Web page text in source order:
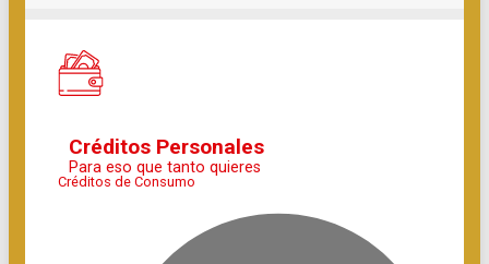
Créditos Personales
Para eso que tanto quieres
Créditos de Consumo